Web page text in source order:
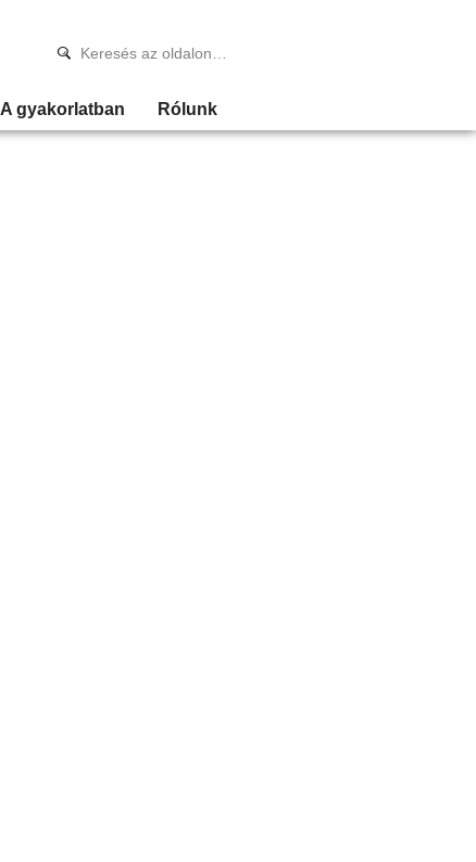
A gyakorlatban Rólunk